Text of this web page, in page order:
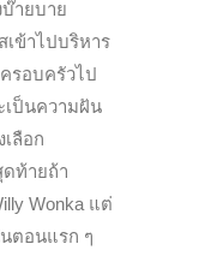
ายบาย
เข้าไปบริหาร
รอบครัวไป
เป็นความฝัน
ลือก
ท้ายถ้า
Wonka แต่
ตอนแรก ๆ